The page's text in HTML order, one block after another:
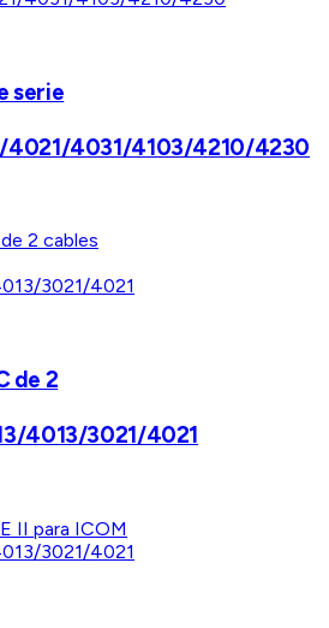
serie
4031/4103/4210/4230
de 2
4013/3021/4021